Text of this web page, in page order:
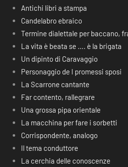
Antichi libri a stampa
Candelabro ebraico
Termine dialettale per baccano,
La vita è beata se …. è la brigata
Un dipinto di Caravaggio
Personaggio de I promessi sposi
La Scarrone cantante
Far contento, rallegrare
Una grossa pipa orientale
La macchina per fare i sorbetti
Corrispondente, analogo
Il tema conduttore
La cerchia delle conoscenze